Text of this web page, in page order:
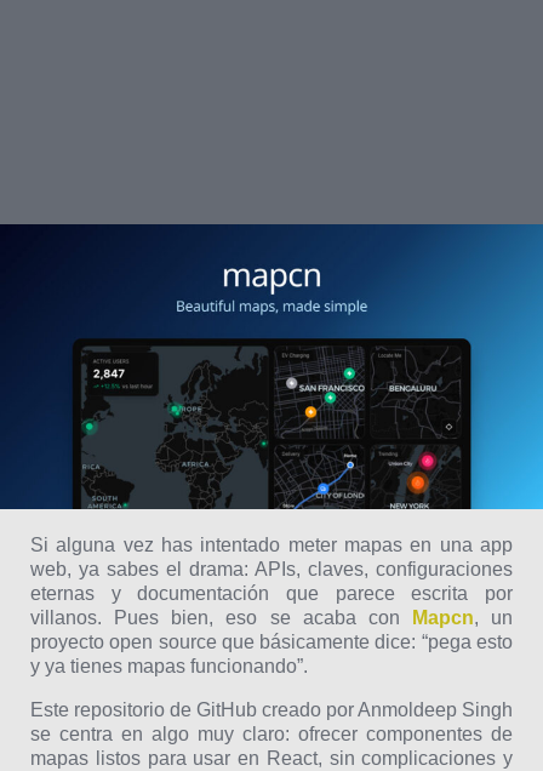
Si alguna vez has intentado meter mapas en una app
web, ya sabes el drama: APIs, claves, configuraciones
eternas y documentación que parece escrita por
villanos. Pues bien, eso se acaba con
Mapcn, un
proyecto open source que básicamente dice: “pega esto
y ya tienes mapas funcionando”.
Este repositorio de GitHub creado por Anmoldeep Singh
se centra en algo muy claro: ofrecer componentes de
mapas listos para usar en React, sin complicaciones y